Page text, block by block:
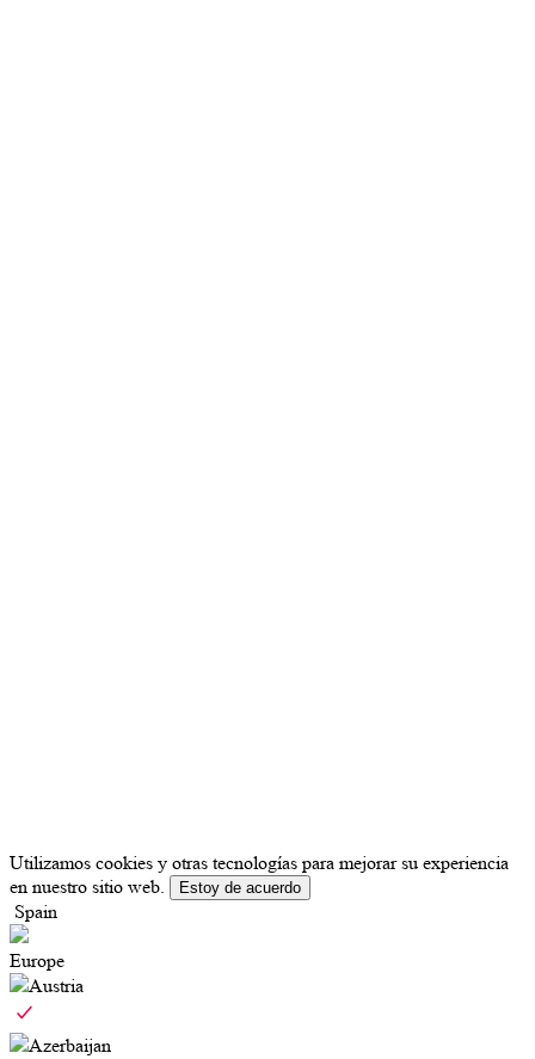
Utilizamos cookies y otras tecnologías para mejorar su experiencia
en nuestro sitio web.
Estoy de acuerdo
Spain
Europe
Austria
Azerbaijan